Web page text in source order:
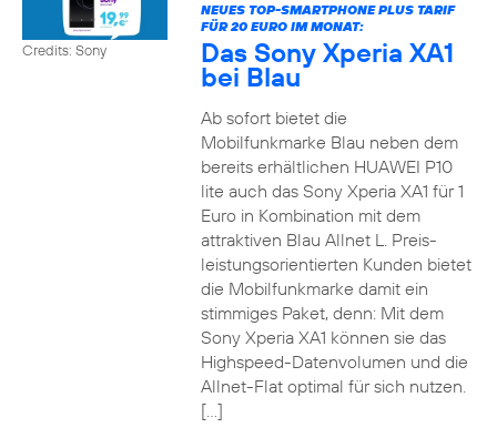
Credits: Sony
NEUES TOP-SMARTPHONE PLUS TARIF
FÜR 20 EURO IM MONAT:
Das Sony Xperia XA1
bei Blau
Ab sofort bietet die
Mobilfunkmarke Blau neben dem
bereits erhältlichen HUAWEI P10
lite auch das Sony Xperia XA1 für 1
Euro in Kombination mit dem
attraktiven Blau Allnet L. Preis-
leistungsorientierten Kunden bietet
die Mobilfunkmarke damit ein
stimmiges Paket, denn: Mit dem
Sony Xperia XA1 können sie das
Highspeed-Datenvolumen und die
Allnet-Flat optimal für sich nutzen.
[…]